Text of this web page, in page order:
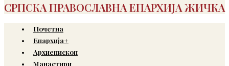
СРПСКА ПРАВОСЛАВНА ЕПАРХИЈА ЖИЧКА
Почетна
Епархија+
Архиепископ
Манастири